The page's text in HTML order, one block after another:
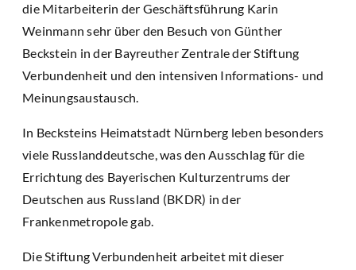
die Mitarbeiterin der Geschäftsführung Karin
Weinmann sehr über den Besuch von Günther
Beckstein in der Bayreuther Zentrale der Stiftung
Verbundenheit und den intensiven Informations- und
Meinungsaustausch.
In Becksteins Heimatstadt Nürnberg leben besonders
viele Russlanddeutsche, was den Ausschlag für die
Errichtung des Bayerischen Kulturzentrums der
Deutschen aus Russland (BKDR) in der
Frankenmetropole gab.
Die Stiftung Verbundenheit arbeitet mit dieser